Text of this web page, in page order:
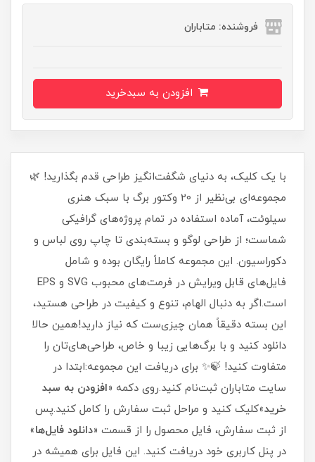
فروشنده: متاباران
با یک کلیک، به دنیای شگفت‌انگیز طراحی قدم بگذارید! 🌿
مجموعه‌ای بی‌نظیر از 20 وکتور برگ با سبک هنری
سیلوئت، آماده‌ استفاده در تمام پروژه‌های گرافیکی
شماست؛ از طراحی لوگو و بسته‌بندی تا چاپ روی لباس و
دکوراسیون. این مجموعه کاملاً رایگان بوده و شامل
فایل‌های قابل ویرایش در فرمت‌های محبوب SVG و EPS
است.اگر به دنبال الهام، تنوع و کیفیت در طراحی هستید،
این بسته دقیقاً همان چیزی‌ست که نیاز دارید!همین حالا
دانلود کنید و با برگ‌هایی زیبا و خاص، طراحی‌های‌تان را
متفاوت کنید! 🍃✨ برای دریافت این مجموعه:ابتدا در
سایت متاباران ثبت‌نام کنید.روی دکمه «افزودن به سبد
خرید»کلیک کنید و مراحل ثبت سفارش را کامل کنید.پس
از ثبت سفارش، فایل محصول را از قسمت «دانلود فایل‌ها»
در پنل کاربری خود دریافت کنید. این فایل برای همیشه در